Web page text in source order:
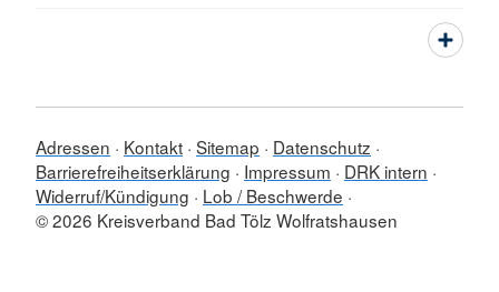
Adressen Kontakt Sitemap
Datenschutz
Barrierefreiheitserklärung
Impressum
DRK intern
Widerruf/Kündigung
Lob / Beschwerde
© 2026 Kreisverband Bad Tölz Wolfratshausen